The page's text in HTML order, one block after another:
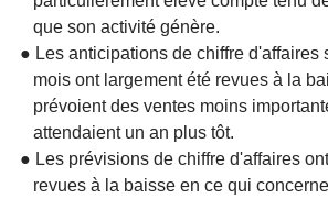
que son activité génère.
● Les anticipations de chiffre d'affaires
mois ont largement été revues à la
prévoient des ventes moins
attendaient un an plus tôt.
● Les prévisions de chiffre d'affaires
revues à la baisse en ce qui